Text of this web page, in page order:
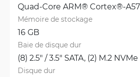
Quad-Core ARM® Cortex®-
Mémoire de stockage
16 GB
Baie de disque dur
(8) 2.5" / 3.5" SATA, (2) M.2 NVMe
Disque dur